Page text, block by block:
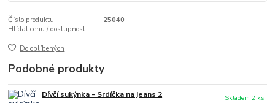
Číslo produktu:
25040
Hlídat cenu / dostupnost
Do oblíbených
Podobné produkty
Dívčí sukýnka - Srdíčka na jeans 2
Skladem 2 ks